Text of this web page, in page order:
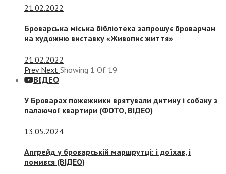
21.02.2022
Броварська міська бібліотека запрошує броварчан
на художню виставку «Живопис життя»
21.02.2022
Prev Next Showing 1 Of 19
ВІДЕО
У Броварах пожежники врятували дитину і собаку з
палаючої квартири (ФОТО, ВІДЕО)
13.05.2024
Апгрейд у броварській маршрутці: і доїхав, і
помився (ВІДЕО)